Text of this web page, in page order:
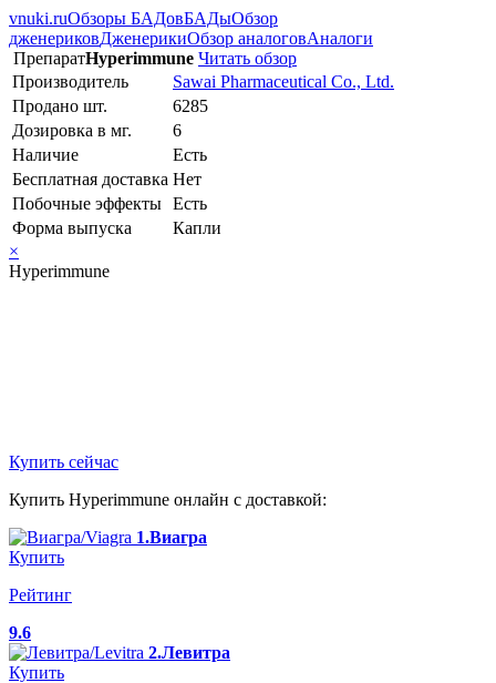
vnuki.ruОбзоры БАДовБАДыОбзор
дженериковДженерикиОбзор аналоговАналоги
ПрепаратHyperimmune Читать обзор
Производитель
Sawai Pharmaceutical Co., Ltd.
Продано шт.
6285
Дозировка в мг.
6
Наличие
Есть
Бесплатная доставка Нет
Побочные эффекты Есть
Форма выпуска
Капли
×
Hyperimmune
Купить сейчас
Купить Hyperimmune онлайн с доставкой:
1.Виагра
Купить
Рейтинг
9.6
2.Левитра
Купить